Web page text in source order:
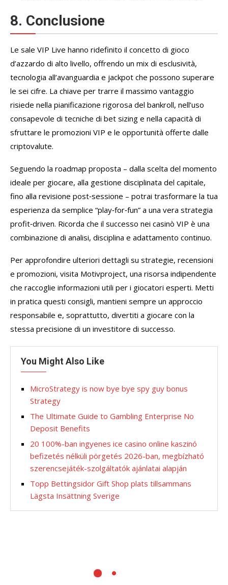
8. Conclusione
Le sale VIP Live hanno ridefinito il concetto di gioco
d’azzardo di alto livello, offrendo un mix di esclusività,
tecnologia all’avanguardia e jackpot che possono superare
le sei cifre. La chiave per trarre il massimo vantaggio
risiede nella pianificazione rigorosa del bankroll, nell’uso
consapevole di tecniche di bet sizing e nella capacità di
sfruttare le promozioni VIP e le opportunità offerte dalle
criptovalute.
Seguendo la roadmap proposta – dalla scelta del momento
ideale per giocare, alla gestione disciplinata del capitale,
fino alla revisione post‑sessione – potrai trasformare la tua
esperienza da semplice “play‑for‑fun” a una vera strategia
profit‑driven. Ricorda che il successo nei casinò VIP è una
combinazione di analisi, disciplina e adattamento continuo.
Per approfondire ulteriori dettagli su strategie, recensioni
e promozioni, visita Motivproject, una risorsa indipendente
che raccoglie informazioni utili per i giocatori esperti. Metti
in pratica questi consigli, mantieni sempre un approccio
responsabile e, soprattutto, divertiti a giocare con la
stessa precisione di un investitore di successo.
You Might Also Like
MicroStrategy is now bye bye spy guy bonus
Strategy
The Ultimate Guide to Gambling Enterprise No
Deposit Benefits
20 100%-ban ingyenes ice casino online kaszinó
befizetés nélküli pörgetés 2026-ban, megbízható
szerencsejáték-szolgáltatók ajánlatai alapján
Topp Bettingsidor Gift Shop plats tillsammans
Lägsta Insättning Sverige